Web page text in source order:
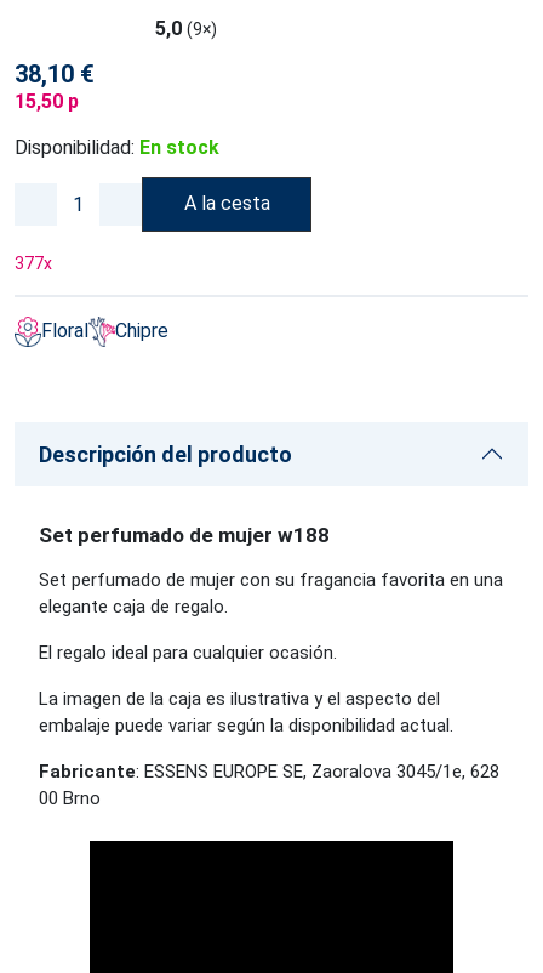
5,0 (9×)
38,10 €
15,50 p
Disponibilidad: En stock
A la cesta
377x
Floral Chipre
Descripción del producto
Set perfumado de mujer w188
Set perfumado de mujer con su fragancia favorita en una
elegante caja de regalo.
El regalo ideal para cualquier ocasión.
La imagen de la caja es ilustrativa y el aspecto del
embalaje puede variar según la disponibilidad actual.
Fabricante: ESSENS EUROPE SE, Zaoralova 3045/1e, 628
00 Brno